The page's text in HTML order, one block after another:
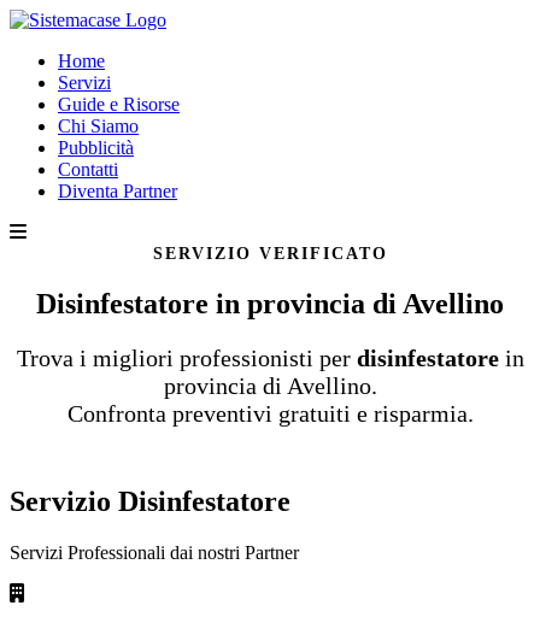
Home
Servizi
Guide e Risorse
Chi Siamo
Pubblicità
Contatti
Diventa Partner
SERVIZIO VERIFICATO
Disinfestatore in provincia di Avellino
Trova i migliori professionisti per disinfestatore in
provincia di Avellino.
Confronta preventivi gratuiti e risparmia.
Servizio Disinfestatore
Servizi Professionali dai nostri Partner